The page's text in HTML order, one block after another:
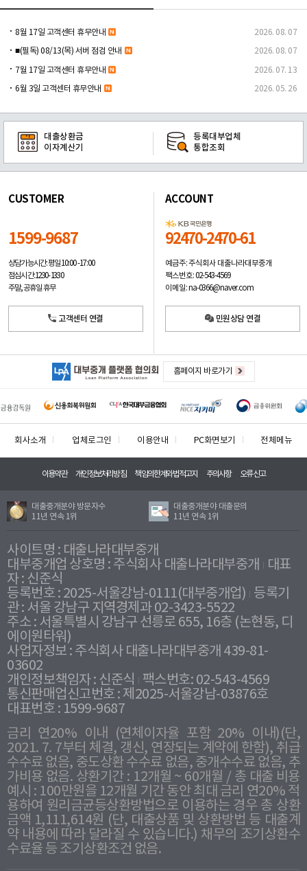
8월 17일 고객센터 휴무안내 2026. 08. 07
■(필독) 08/13(목) 서버 점검 안내 2026. 08. 07
7월 17일 고객센터 휴무안내 2026. 07. 13
6월 3일 고객센터 휴무안내 2026. 05. 26
대출상환금
이자계산기
등록대부업체
통합조회
CUSTOMER
1599-9687
상담가능시간: 평일10:00 -17:00
점심시간: 12:30 - 13:30
주말, 공휴일 휴무
고객센터 연결
ACCOUNT
92470-2470-61
예금주: 주식회사 대출나라대부중개
팩스번호: 02-543-4569
이메일: na-0366@naver.com
민원상담 연결
홈페이지 바로가기
회사소개 업체로그인 이용안내 PC화면보기 전체메뉴
이용약관 개인정보처리방침 책임의한계와법적고지 주의사항 오류신고
대출중개분야 방문자수
11년 연속 1위
대출중개분야 대출문의
11년 연속 1위
사이트명 : 대출나라대부중개
대부중개업 상호명 : 주식회사 대출나라대부중개
대표
자 : 신준식
등록번호 : 2025-서울강남-0111(대부중개업) 등록기
관 : 서울 강남구 지역경제과 02-3423-5522
주소 : 서울특별시 강남구 선릉로 655, 16층 (논현동, 디
에이원타워)
사업자정보 : 주식회사 대출나라대부중개 439-81-
03602
개인정보책임자 : 신준식
팩스번호: 02-543-4569
통신판매업신고번호 : 제2025-서울강남-03876호
대표번호 : 1599-9687
금리 연20% 이내 (연체이자율 포함 20% 이내)(단,
2021. 7. 7부터 체결, 갱신, 연장되는 계약에 한함), 취급
수수료 없음, 중도상환 수수료 없음, 중개수수료 없음, 추
가비용 없음. 상환기간 : 12개월 ~ 60개월 / 총 대출 비용
예시 : 100만원을 12개월 기간 동안 최대 금리 연20% 적
용하여 원리금균등상환방법으로 이용하는 경우 총 상환
금액 1,111,614원 (단, 대출상품 및 상환방법 등 대출계
약 내용에 따라 달라질 수 있습니다.) 채무의 조기상환수
수료율 등 조기상환조건 없음.